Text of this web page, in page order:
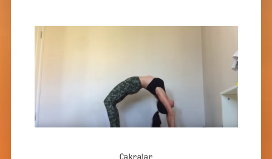
Çakralar